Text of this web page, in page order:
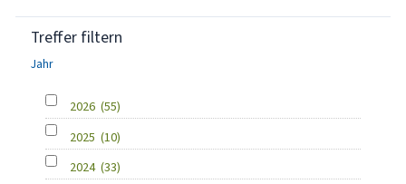
Treffer filtern
Jahr
2026 (55)
2025 (10)
2024 (33)